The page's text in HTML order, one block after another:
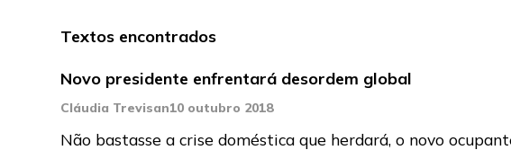
Textos encontrados
Novo presidente enfrentará desordem global
Cláudia Trevisan10 outubro 2018
Não bastasse a crise doméstica que herdará, o novo